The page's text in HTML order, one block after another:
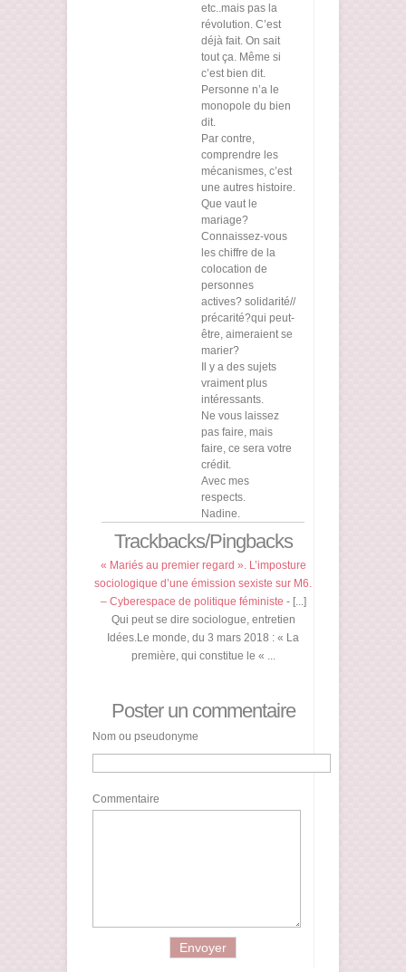
etc..mais pas la
révolution. C’est
déjà fait. On sait
tout ça. Même si
c’est bien dit.
Personne n’a le
monopole du bien
dit.
Par contre,
comprendre les
mécanismes, c’est
une autres histoire.
Que vaut le
mariage?
Connaissez-vous
les chiffre de la
colocation de
personnes
actives? solidarité//
précarité?qui peut-
être, aimeraient se
marier?
Il y a des sujets
vraiment plus
intéressants.
Ne vous laissez
pas faire, mais
faire, ce sera votre
crédit.
Avec mes
respects.
Nadine.
Trackbacks/Pingbacks
« Mariés au premier regard ». L’imposture
sociologique d’une émission sexiste sur M6.
– Cyberespace de politique féministe - [...]
Qui peut se dire sociologue, entretien
Idées.Le monde, du 3 mars 2018 : « La
première, qui constitue le « ...
Poster un commentaire
Nom ou pseudonyme
Commentaire